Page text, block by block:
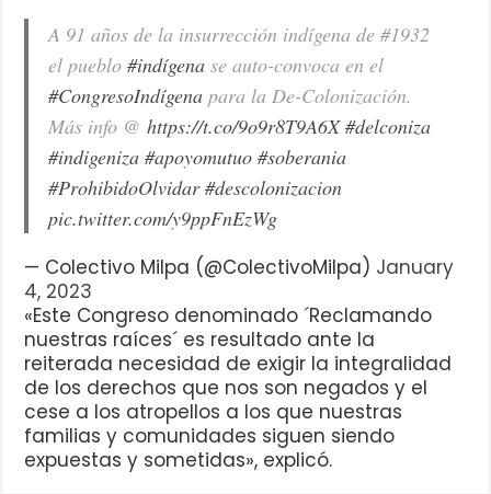
A 91 años de la insurrección indígena de #1932
el pueblo#indígena se auto-convoca en el
#CongresoIndígena para la De-Colonización.
Más info @https://t.co/9o9r8T9A6X #delconiza
#indigeniza #apoyomutuo #soberania
#ProhibidoOlvidar #descolonizacion
pic.twitter.com/y9ppFnEzWg
— Colectivo Milpa (@ColectivoMilpa) January
4, 2023
«Este Congreso denominado ´Reclamando
nuestras raíces´ es resultado ante la
reiterada necesidad de exigir la integralidad
de los derechos que nos son negados y el
cese a los atropellos a los que nuestras
familias y comunidades siguen siendo
expuestas y sometidas», explicó.